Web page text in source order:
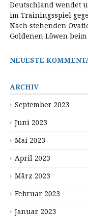
Deutschland wendet
im Trainingsspiel
Nach stehenden
Goldenen Löwen
NEUESTE
ARCHIV
September 2023
Juni 2023
Mai 2023
April 2023
März 2023
Februar 2023
Januar 2023